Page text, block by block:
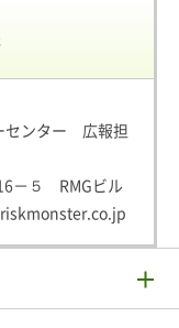
センター 広報担
－５ RMGビル